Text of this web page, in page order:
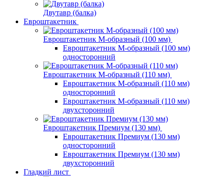
Двутавр (балка)
Евроштакетник
Евроштакетник М-образный (100 мм)
Евроштакетник М-образный (100 мм)
односторонний
Евроштакетник М-образный (110 мм)
Евроштакетник М-образный (110 мм)
односторонний
Евроштакетник М-образный (110 мм)
двухсторонний
Евроштакетник Премиум (130 мм)
Евроштакетник Премиум (130 мм)
односторонний
Евроштакетник Премиум (130 мм)
двухсторонний
Гладкий лист